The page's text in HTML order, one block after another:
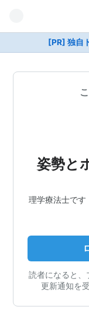
[PR] 独自
姿勢と
理学療法士です
読者になると、
更新通知を